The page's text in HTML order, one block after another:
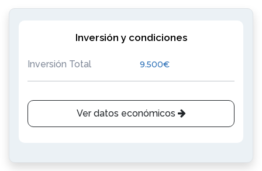
Inversión y condiciones
Inversión Total 9.500€
Ver datos económicos